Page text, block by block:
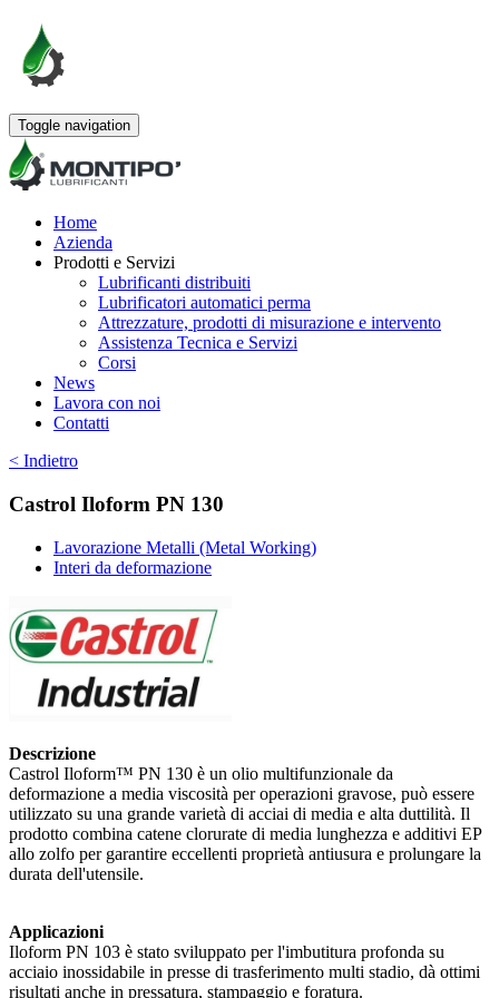
Toggle navigation
Home
Azienda
Prodotti e Servizi
Lubrificanti distribuiti
Lubrificatori automatici perma
Attrezzature, prodotti di misurazione e intervento
Assistenza Tecnica e Servizi
Corsi
News
Lavora con noi
Contatti
< Indietro
Castrol Iloform PN 130
Lavorazione Metalli (Metal Working)
Interi da deformazione
Descrizione
Castrol Iloform™ PN 130 è un olio multifunzionale da
deformazione a media viscosità per operazioni gravose, può essere
utilizzato su una grande varietà di acciai di media e alta duttilità. Il
prodotto combina catene clorurate di media lunghezza e additivi EP
allo zolfo per garantire eccellenti proprietà antiusura e prolungare la
durata dell'utensile.
Applicazioni
Iloform PN 103 è stato sviluppato per l'imbutitura profonda su
acciaio inossidabile in presse di trasferimento multi stadio, dà ottimi
risultati anche in pressatura, stampaggio e foratura.